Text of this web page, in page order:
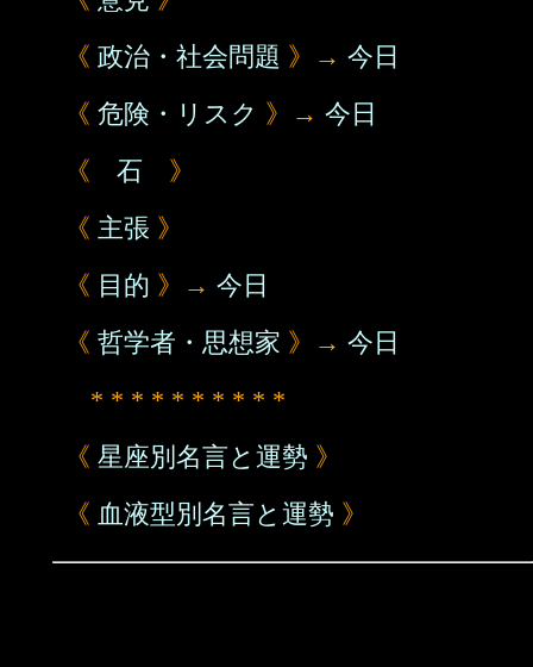
《 政治・社会問題 》→ 今日
《 危険・リスク 》→ 今日
《 石 》
《 主張 》
《 目的 》→ 今日
《 哲学者・思想家 》→ 今日
* * * * * * * * * *
《 星座別名言と運勢 》
《 血液型別名言と運勢 》